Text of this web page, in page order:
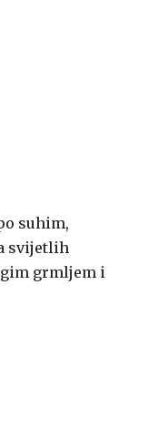
suhim,
svijetlih
grmljem i